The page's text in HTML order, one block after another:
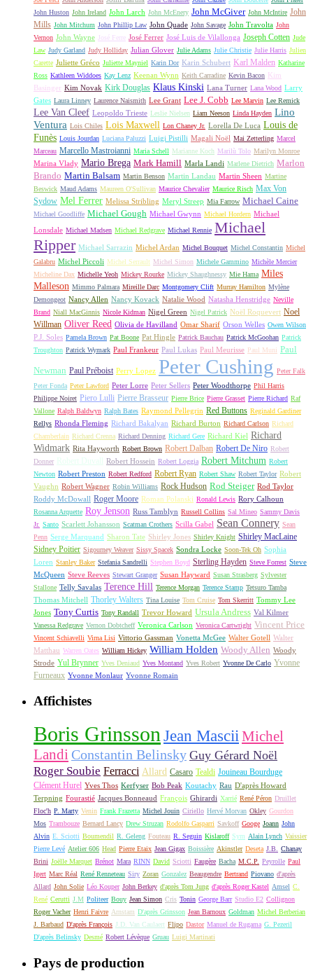
John Huston John Ireland John Larch John McEnery John McGiver John McIntire John
Mills John Mitchum John Phillip Law John Quade John Savage John Travolta John
Vernon John Wayne José Ferre José Ferrer José Luis de Vilallonga Joseph Cotten Jude
Law Judy Garland Judy Holliday Julian Glover Julie Adams Julie Christie Julie Harris Julien
Carette Juliette Gréco Juliette Mayniel Karin Dor Karin Schubert Karl Malden Katharine
Ross Kathleen Widdoes Kay Lenz Keenan Wynn Keith Carradine Kevin Bacon Kim
Basinger Kim Novak Kirk Douglas Klaus Kinski Lana Turner Lana Wood Larry
Gates Laura Linney Laurence Naismith Lee Grant Lee J. Cobb Lee Marvin Lee Remick
Lee Van Cleef Leopoldo Trieste Leslie Nielsen Liam Neeson Linda Hayden Lino
Ventura Lois Chiles Lois Maxwell Lon Chaney Jr. Lorella De Luca Louis de
Funès Louis Jourdan Luciana Paluzzi Luigi Pistilli Magali Noël Mai Zetterling Marcel
Marceau Marcello Mastroianni Maria Schell Marianne Koch Marilù Tolo Marilyn Monroe
Marina Vlady Mario Brega Mark Hamill Marla Landi Marlene Dietrich Marlon
Brando Martin Balsam Martin Benson Martin Landau Martin Sheen Martine
Beswick Maud Adams Maureen O'Sullivan Maurice Chevalier Maurice Risch Max Von
Sydow Mel Ferrer Melissa Stribling Meryl Streep Mia Farrow Michael Caine
Michael Goodliffe Michael Gough Michael Gwynn Michael Hordern Michael
Lonsdale Michael Madsen Michael Redgrave Michael Rennie Michael
Ripper Michael Sarrazin Michel Ardan Michel Bouquet Michel Constantin Michel
Galabru Michel Piccoli Michel Serrault Michel Simon Michele Gammino Michèle Mercier
Micheline Dax Michelle Yeoh Mickey Rourke Mickey Shaughnessy Mie Hama Miles
Malleson Mimmo Palmara Mireille Darc Montgomery Clift Murray Hamilton Mylène
Demongeot Nancy Allen Nancy Kovack Natalie Wood Natasha Henstridge Neville
Brand Niall MacGinnis Nicole Kidman Nigel Green Nigel Patrick Noël Roquevert Noel
Willman Oliver Reed Olivia de Havilland Omar Sharif Orson Welles Owen Wilson
P.J. Soles Pamela Brown Pat Boone Pat Hingle Patrick Bauchau Patrick McGoohan Patrick
Troughton Patrick Wymark Paul Frankeur Paul Lukas Paul Meurisse Paul Muni Paul
Newman Paul Préboist Perry Lopez Peter Cushing Peter Falk
Peter Fonda Peter Lawford Peter Lorre Peter Sellers Peter Woodthorpe Phil Harris
Philippe Noiret Piero Lulli Pierre Brasseur Pierre Brice Pierre Grasset Pierre Richard Raf
Vallone Ralph Baldwyn Ralph Bates Raymond Pellegrin Red Buttons Reginald Gardiner
Rellys Rhonda Fleming Richard Bakalyan Richard Burton Richard Carlson Richard
Chamberlain Richard Crenna Richard Denning Richard Gere Richard Kiel Richard
Widmark Rita Hayworth Robert Brown Robert Dalban Robert De Niro Robert
Donner
Robert Duvall Robert Hossein Robert Loggia Robert Mitchum Robert
Newton Robert Preston Robert Redford Robert Ryan Robert Shaw Robert Taylor Robert
Vaughn Robert Wagner Robin Williams Rock Hudson Rod Steiger Rod Taylor
Roddy McDowall Roger Moore Roman Polanski Ronald Lewis Rory Calhoun
Rosanna Arquette Roy Jenson Russ Tamblyn Russell Collins Sal Mineo Sammy Davis
Jr. Santo Scarlett Johansson Scatman Crothers Scilla Gabel Sean Connery Sean
Penn Serge Marquand Sharon Tate Shirley Jones Shirley Knight Shirley MacLaine
Sidney Poitier Sigourney Weaver Sissy Spacek Sondra Locke Soon-Tek Oh Sophia
Loren Stanley Baker Stefania Sandrelli Stephen Boyd Sterling Hayden Steve Forrest Steve
McQueen Steve Reeves Stewart Granger Susan Hayward Susan Strasberg Sylvester
Stallone Telly Savalas Terence Hill Terence Morgan Terence Stamp Tetsuro Tamba
Thomas Mitchell Thorley Walters Tina Louise Tom Cruise Tom Skerritt Tommy Lee
Jones Tony Curtis Tony Randall Trevor Howard Ursula Andress Val Kilmer
Vanessa Redgrave Vernon Dobtcheff Veronica Carlson Veronica Cartwright Vincent Price
Vincent Schiavelli Virna Lisi Vittorio Gassman Vonetta McGee Walter Gotell Walter
Matthau Warren Oates William Hickey William Holden Woody Allen Woody
Strode Yul Brynner Yves Deniaud Yves Montand Yves Robert Yvonne De Carlo Yvonne
Furneaux Yvonne Monlaur Yvonne Romain
Affichistes
Boris Grinsson Jean Mascii Michel
Landi Constantin Belinsky Guy Gérard Noël
Roger Soubie Ferracci Allard Casaro Tealdi Jouineau Bourduge
Clément Hurel Yves Thos Kerfyser Bob Peak Koutachy Rau D'après Howard
Terpning Fourastié Jacques Bonneaud François Ghirardi Xarrié René Péron Druillet
Floc'h P. Marty Venin Frank Frazetta Michel Jouin Ciriello Hervé Morvan Okley Gourdon
Mos Trambouze Bernard Lancy Drew Struzan Rodolfo Gasparri Savkoff Googe Joann John
Alvin E. Sciotti Boumendil R. Geleng Fouteau R. Seguin Kislaroff Sym Alain Lynch Vaissier
Pierre Levé Atelier 606 Head Pierre Etaix Jean Gigax Boissière Akinstler Deseta J.B.
Chanay
Brini Joëlle Marquet Brénot Mara RINN David Sciotti Faugère Bacha M.C.P. Peyrolle Paul
Igert Marc Réal René Renneteau Siry Zoran Gonzalez Beaugendre Bertrand Piovano d'après
Allard John Solie Léo Kouper John Berkey d'après Tom Jung d'après Roger Kastel Amsel C.
René Cerutti J.M Politeer Bouy Jean Simon Cris Tonin George Barr Studio E2 Collignon
Roger Vacher Henri Faivre Arnstam D'après Grinsson Jean Barnoux Goldman Michel Berberian
J. Barbaud D'après François J.D. Van Caulaert Flipo Dastor Manuel de Rugama G. Pezeril
D'après Belinsky Desmé Robert Lévèque Gruau Luigi Martinati
Pays de production